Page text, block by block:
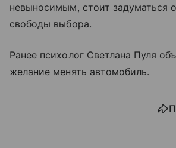
невыносимым, стоит задуматься
свободы выбора.
Ранее психолог Светлана Пуля
желание менять автомобиль.